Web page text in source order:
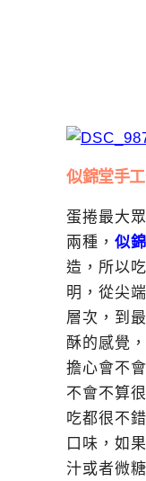
似錦堂手
蛋捲最大
兩種， 似
造，所以
明，從尖
層次，到
酥的感覺
擔心會不
不會不算
吃都很不
口味，如
汁或者微